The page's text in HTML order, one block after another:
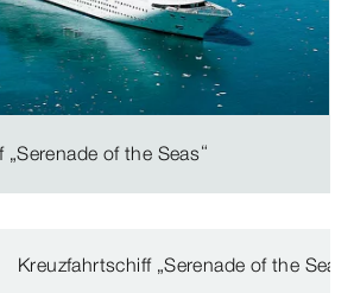
of the Seas“
Kreuzfahrtschiff „Serenade of the